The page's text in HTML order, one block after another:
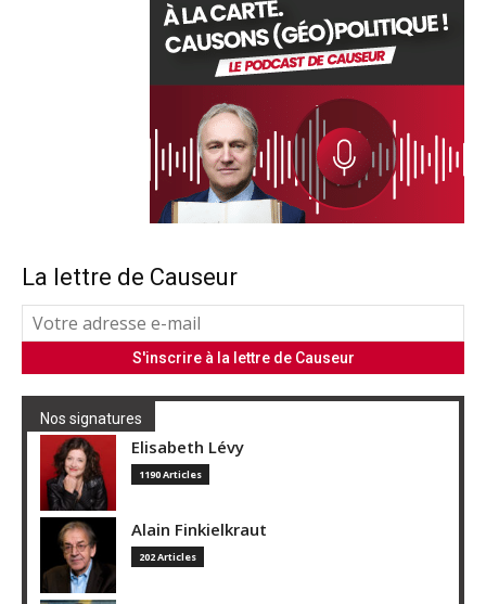
La lettre de Causeur
Nos signatures
Elisabeth Lévy
1190 Articles
Alain Finkielkraut
202 Articles